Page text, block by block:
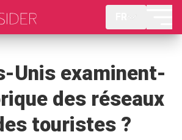
Unis examinent-
des réseaux
touristes ?